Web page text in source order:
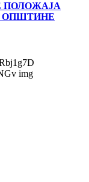
ПОЛОЖАЈА
ОПШТИНЕ
img